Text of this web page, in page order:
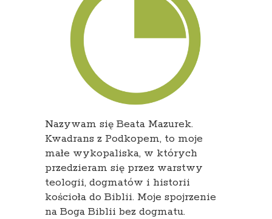
Nazywam się Beata Mazurek.
Kwadrans z Podkopem, to moje
małe wykopaliska, w których
przedzieram się przez warstwy
teologii, dogmatów i historii
kościoła do Biblii. Moje spojrzenie
na Boga Biblii bez dogmatu.